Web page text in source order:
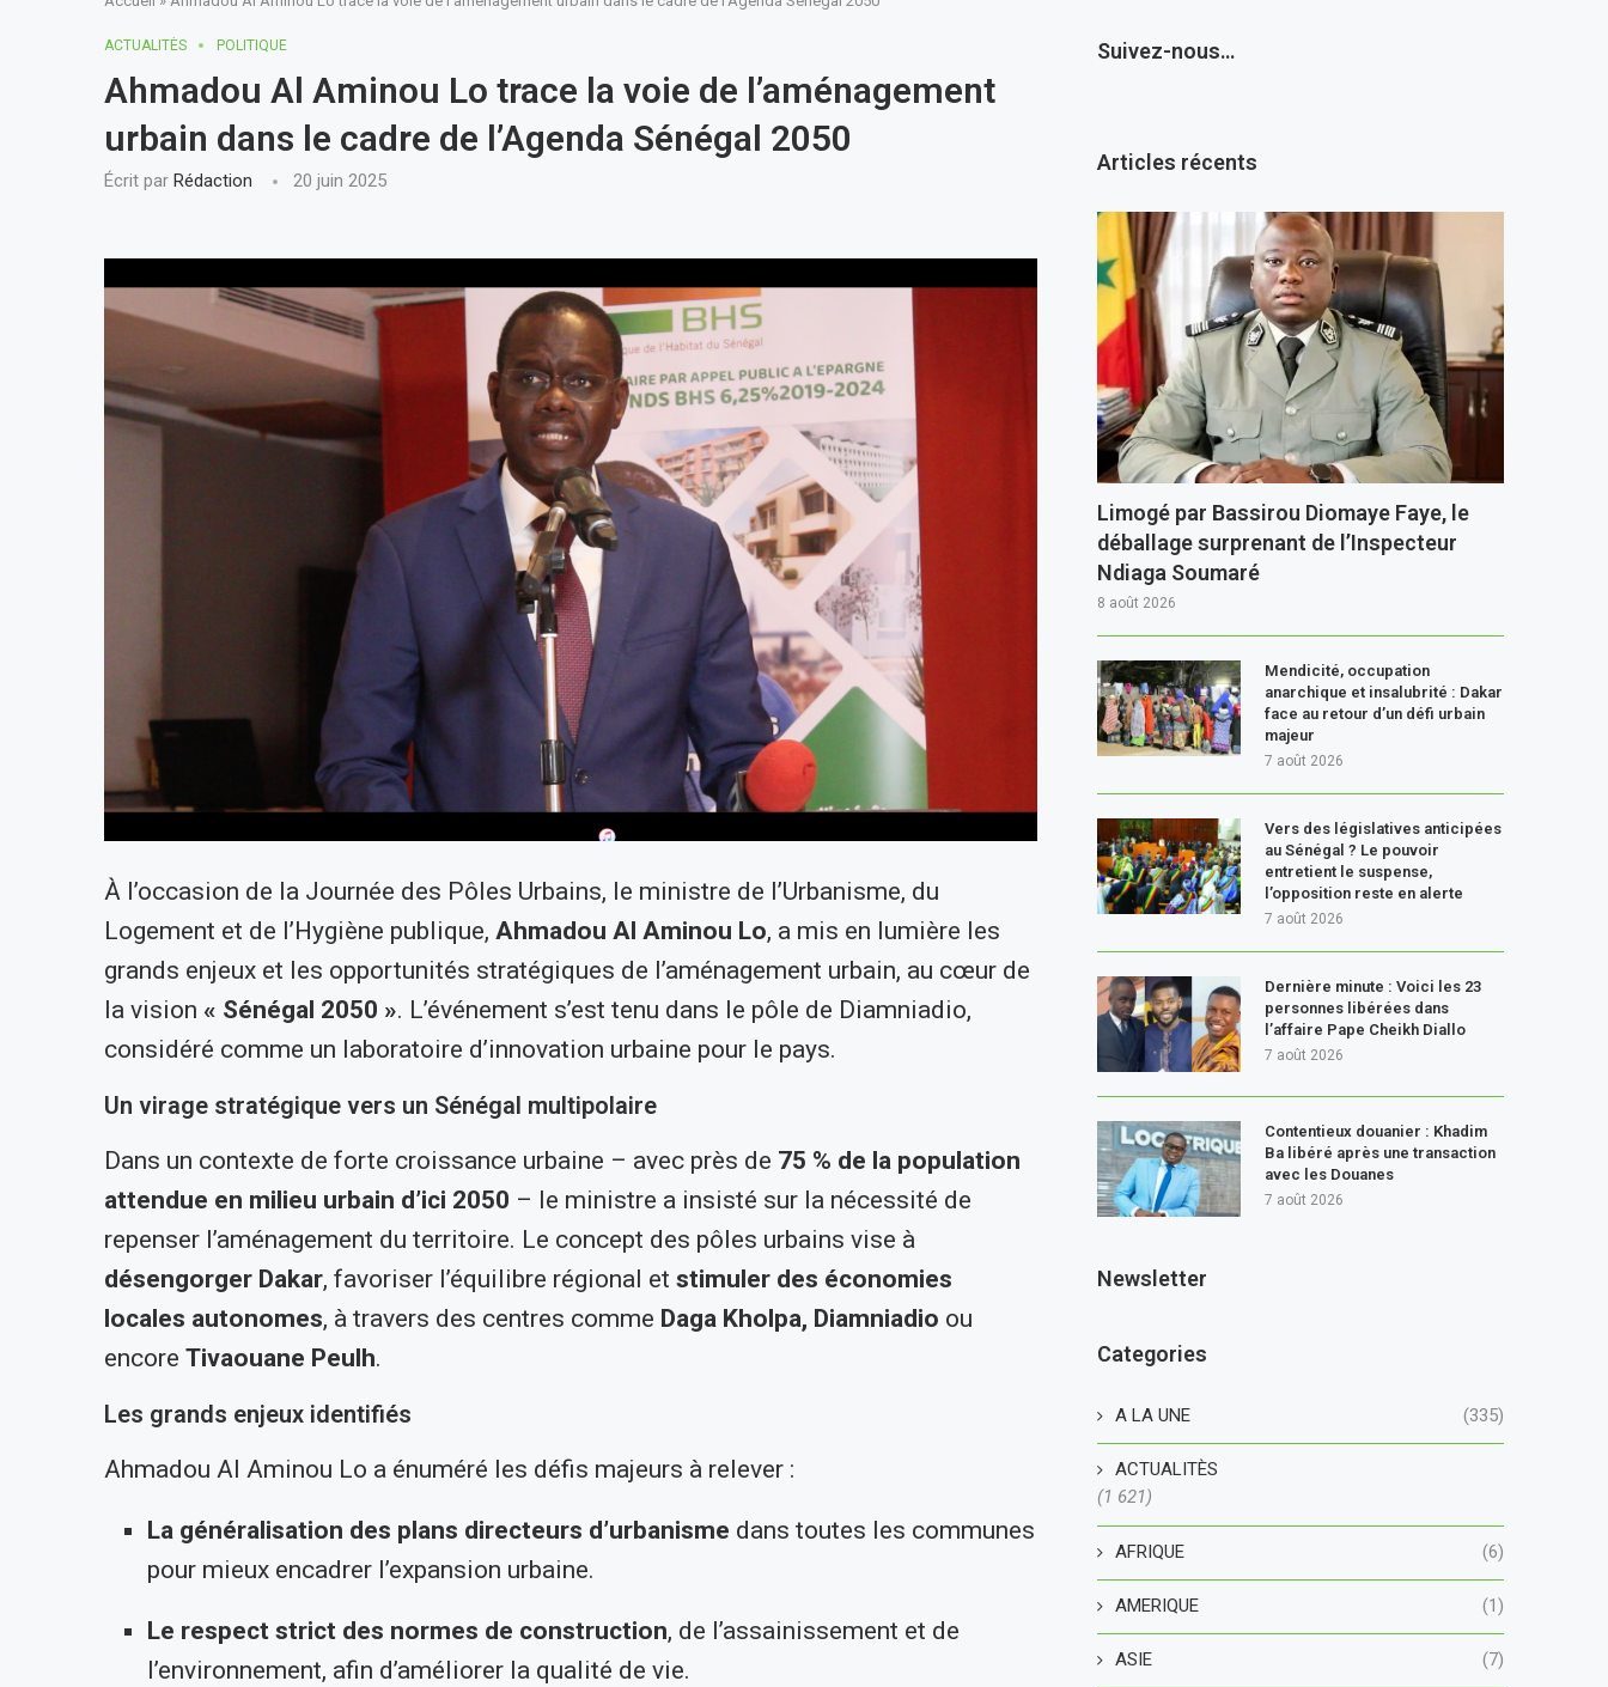
ACTUALITÈS POLITIQUE
Ahmadou Al Aminou Lo trace la voie de l’aménagement
urbain dans le cadre de l’Agenda Sénégal 2050
Écrit par Rédaction 20 juin 2025
À l’occasion de la Journée des Pôles Urbains, le ministre de l’Urbanisme, du
Logement et de l’Hygiène publique, Ahmadou Al Aminou Lo, a mis en lumière les
grands enjeux et les opportunités stratégiques de l’aménagement urbain, au cœur de
la vision « Sénégal 2050 ». L’événement s’est tenu dans le pôle de Diamniadio,
considéré comme un laboratoire d’innovation urbaine pour le pays.
Un virage stratégique vers un Sénégal multipolaire
Dans un contexte de forte croissance urbaine – avec près de 75 % de la population
attendue en milieu urbain d’ici 2050 – le ministre a insisté sur la nécessité de
repenser l’aménagement du territoire. Le concept des pôles urbains vise à
désengorger Dakar, favoriser l’équilibre régional et stimuler des économies
locales autonomes, à travers des centres comme Daga Kholpa, Diamniadio ou
encore Tivaouane Peulh.
Les grands enjeux identifiés
Ahmadou Al Aminou Lo a énuméré les défis majeurs à relever :
La généralisation des plans directeurs d’urbanisme dans toutes les communes
pour mieux encadrer l’expansion urbaine.
Le respect strict des normes de construction, de l’assainissement et de
l’environnement, afin d’améliorer la qualité de vie.
Suivez-nous…
Articles récents
Limogé par Bassirou Diomaye Faye, le
déballage surprenant de l’Inspecteur
Ndiaga Soumaré
8 août 2026
Mendicité, occupation
anarchique et insalubrité : Dakar
face au retour d’un défi urbain
majeur
7 août 2026
Vers des législatives anticipées
au Sénégal ? Le pouvoir
entretient le suspense,
l’opposition reste en alerte
7 août 2026
Dernière minute : Voici les 23
personnes libérées dans
l’affaire Pape Cheikh Diallo
7 août 2026
Contentieux douanier : Khadim
Ba libéré après une transaction
avec les Douanes
7 août 2026
Newsletter
Categories
A LA UNE (335)
ACTUALITÈS
(1 621)
AFRIQUE (6)
AMERIQUE (1)
ASIE (7)